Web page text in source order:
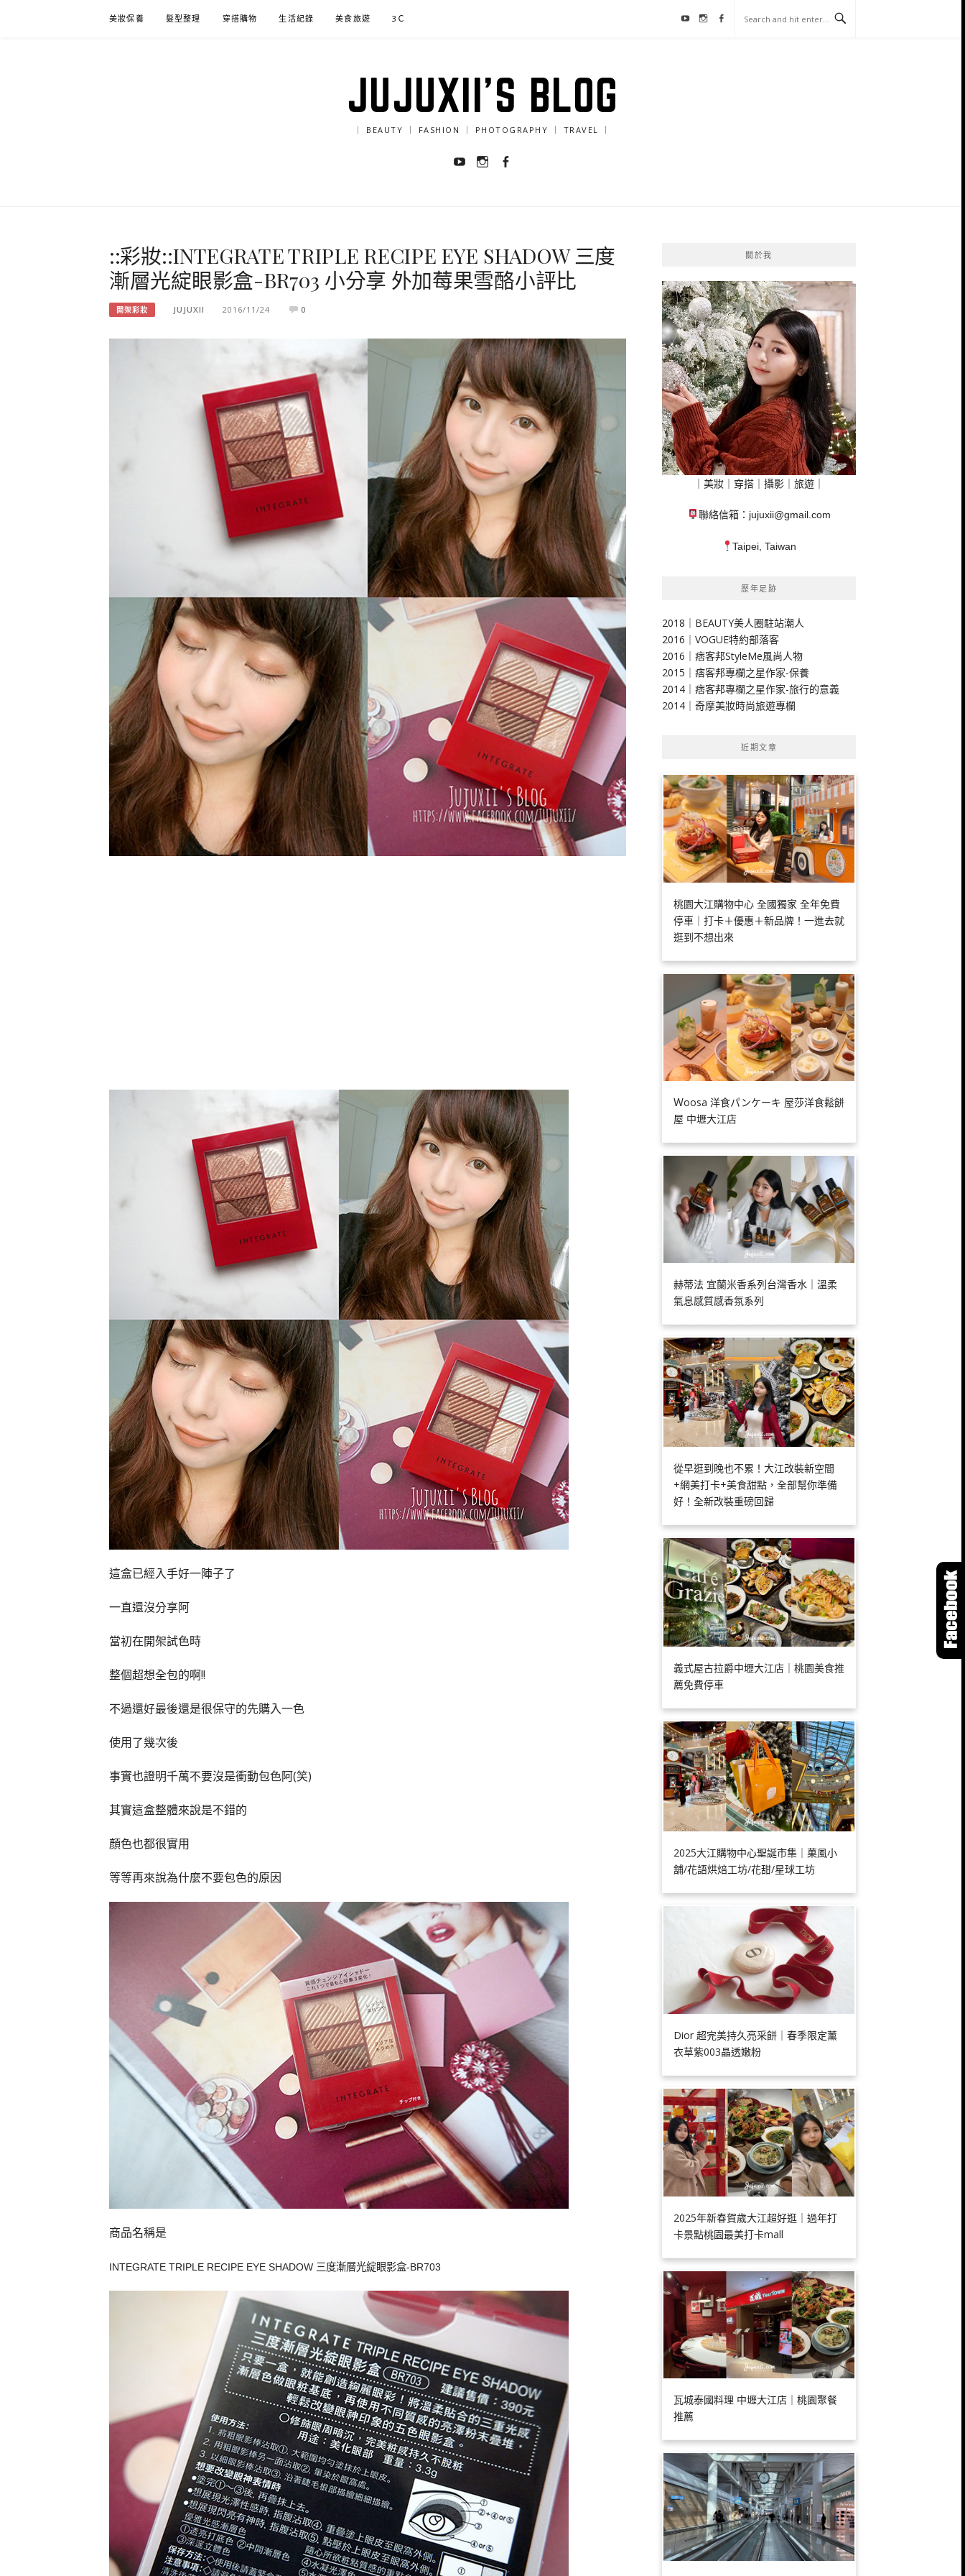
美妝保養 髮型整理 穿搭購物 生活紀錄 美食旅遊 3Ｃ Youtube
Instagram
Facebook
JUJUXII'S BLOG
｜ BEAUTY ｜ FASHION ｜ PHOTOGRAPHY ｜ TRAVEL ｜
YoutubeInstagram
::彩妝::INTEGRATE TRIPLE RECIPE EYE SHADOW 三度
漸層光綻眼影盒-BR703 小分享 外加莓果雪酪小評比
開架彩妝 JUJUXII 2016/11/24 0
這盒已經入手好一陣子了
一直還沒分享阿
當初在開架試色時
整個超想全包的啊!!
不過還好最後還是很保守的先購入一色
使用了幾次後
事實也證明千萬不要沒是衝動包色阿(笑)
其實這盒整體來說是不錯的
顏色也都很實用
等等再來說為什麼不要包色的原因
商品名稱是
INTEGRATE TRIPLE RECIPE EYE SHADOW 三度漸層光綻眼影盒-BR703
關於我
｜美妝｜穿搭｜攝影｜旅遊｜
聯絡信箱： jujuxii@gmail.com
Taipei, Taiwan
歷年足跡
2018｜BEAUTY美人圈駐站潮人
2016｜VOGUE特約部落客
2016｜痞客邦StyleMe風尚人物
2015｜痞客邦專欄之星作家-保養
2014｜痞客邦專欄之星作家-旅行的意義
2014｜奇摩美妝時尚旅遊專欄
近期文章
桃園大江購物中心 全國獨家 全年免費
停車｜打卡＋優惠＋新品牌！一進去就
逛到不想出來
Ｗoosa 洋食パンケーキ 屋莎洋食鬆餅
屋 中壢大江店
赫蒂法 宜蘭米香系列台灣香水｜溫柔
氣息感質感香氛系列
從早逛到晚也不累！大江改裝新空間
+網美打卡+美食甜點，全部幫你準備
好！全新改裝重磅回歸
義式屋古拉爵中壢大江店｜桃園美食推
薦免費停車
2025大江購物中心聖誕市集｜菓風小
舖/花語烘焙工坊/花甜/星球工坊
Dior 超完美持久亮采餅｜春季限定薰
衣草紫003晶透嫩粉
2025年新春賀歲大江超好逛｜過年打
卡景點桃園最美打卡mall
瓦城泰國料理 中壢大江店｜桃園聚餐
推薦